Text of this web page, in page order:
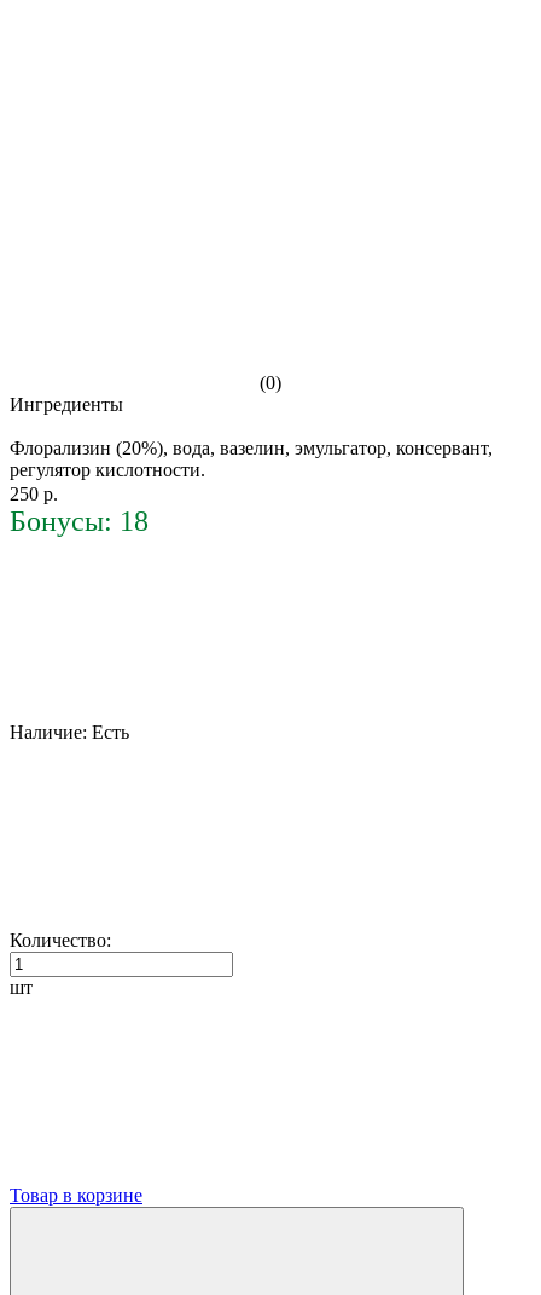
(0)
Ингредиенты
Флорализин (20%), вода, вазелин, эмульгатор, консервант,
регулятор кислотности.
250 р.
Бонусы: 18
Наличие: Есть
Количество:
шт
Товар в корзине